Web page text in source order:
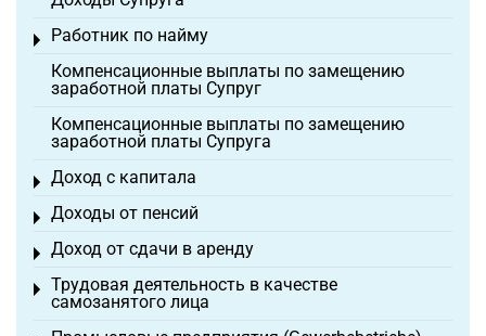
Работник по найму
Toggle menu
Компенсационные выплаты по замещению
заработной платы Супруг
Компенсационные выплаты по замещению
заработной платы Супруга
Доход с капитала
Toggle menu
Доходы от пенсий
Toggle menu
Доход от сдачи в аренду
Toggle menu
Трудовая деятельность в качестве
самозанятого лица
Toggle menu